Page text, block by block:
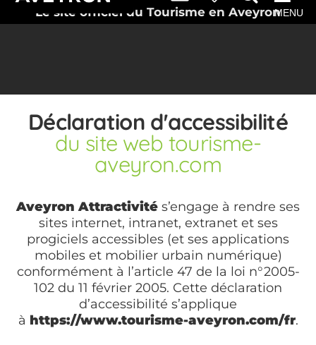
Le site officiel du Tourisme en AveyronMENU
Déclaration d'accessibilité
du site web tourisme-
aveyron.com
Aveyron Attractivité s’engage à rendre ses
sites internet, intranet, extranet et ses
progiciels accessibles (et ses applications
mobiles et mobilier urbain numérique)
conformément à l’article 47 de la loi n°2005-
102 du 11 février 2005. Cette déclaration
d’accessibilité s’applique
à https://www.tourisme-aveyron.com/fr.